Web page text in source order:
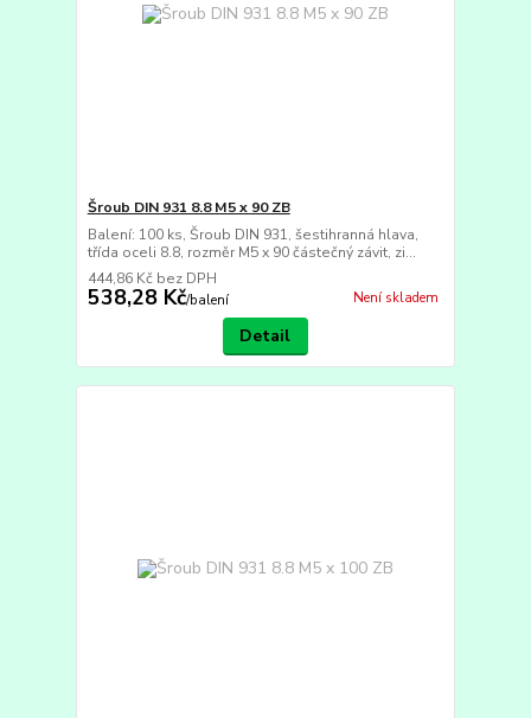
Šroub DIN 931 8.8 M5 x 90 ZB
Balení: 100 ks, Šroub DIN 931, šestihranná hlava,
třída oceli 8.8, rozměr M5 x 90 částečný závit, zi...
538,28 Kč/balení
444,86 Kč bez DPH
Není skladem
Detail